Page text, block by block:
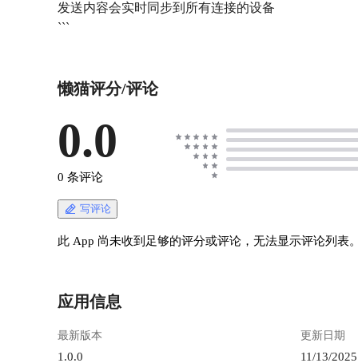
发送内容会实时同步到所有连接的设备
懒猫评分/评论
0.0
0 条评论
写评论
此 App 尚未收到足够的评分或评论，无法显示评论列表
应用信息
最新版本
1.0.0
更新日期
11/13/2025